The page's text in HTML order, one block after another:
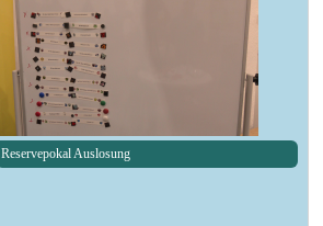
Reservepokal Auslosung